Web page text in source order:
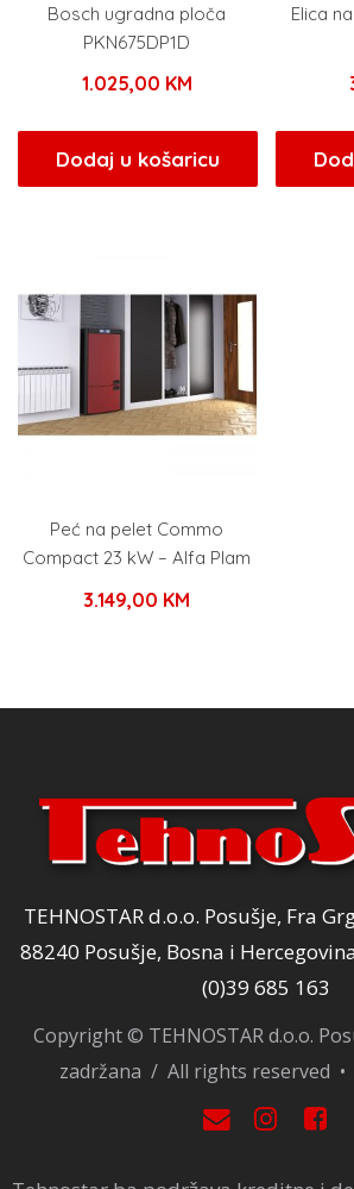
Bosch ugradna ploča
PKN675DP1D
1.025,00 KM
Dodaj u košaricu
Elica
Peć na pelet Commo
Compact 23 kW – Alfa Plam
3.149,00 KM
TEHNOSTAR d.o.o. Posušje, Fra
88240 Posušje, Bosna i
(0)39 685 163
Copyright © TEHNOSTAR d.o.o.
zadržana / All rights reserved •